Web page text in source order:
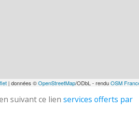
| données ©OpenStreetMap/ODbL - renduOSM
suivant ce lien services offerts par